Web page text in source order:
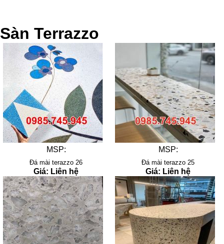
Sàn Terrazzo
MSP:
Đá mài terazzo 26
Giá: Liên hệ
MSP:
Đá mài terazzo 25
Giá: Liên hệ